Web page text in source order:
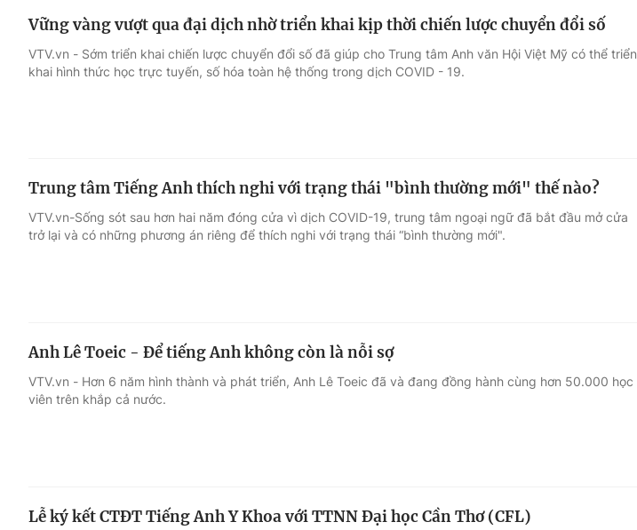
Điện ảnh
Âm nhạc
Sao
Du lịch
Làm đẹp
Chất lượng cuộc sống
Tuyển sinh
Học trực tuyến
Vững vàng vượt qua đại dịch nhờ triển khai kịp thời chiến lược chuyển đổi số
VTV.vn - Sớm triển khai chiến lược chuyển đổi số đã giúp cho Trung tâm Anh văn Hội Việt Mỹ có thể triển
khai hình thức học trực tuyến, số hóa toàn hệ thống trong dịch COVID - 19.
Trung tâm Tiếng Anh thích nghi với trạng thái "bình thường mới" thế nào?
VTV.vn-Sống sót sau hơn hai năm đóng cửa vì dịch COVID-19, trung tâm ngoại ngữ đã bắt đầu mở cửa
trở lại và có những phương án riêng để thích nghi với trạng thái “bình thường mới".
Anh Lê Toeic - Để tiếng Anh không còn là nỗi sợ
VTV.vn - Hơn 6 năm hình thành và phát triển, Anh Lê Toeic đã và đang đồng hành cùng hơn 50.000 học
viên trên khắp cả nước.
Lễ ký kết CTĐT Tiếng Anh Y Khoa với TTNN Đại học Cần Thơ (CFL)